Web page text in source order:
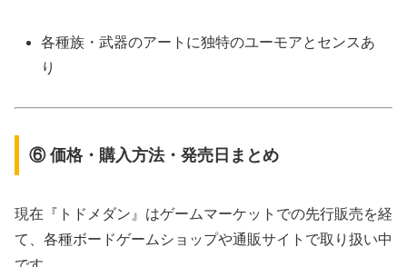
各種族・武器のアートに独特のユーモアとセンスあ
り
⑥ 価格・購入方法・発売日まとめ
現在『トドメダン』はゲームマーケットでの先行販売を経
て、各種ボードゲームショップや通販サイトで取り扱い中